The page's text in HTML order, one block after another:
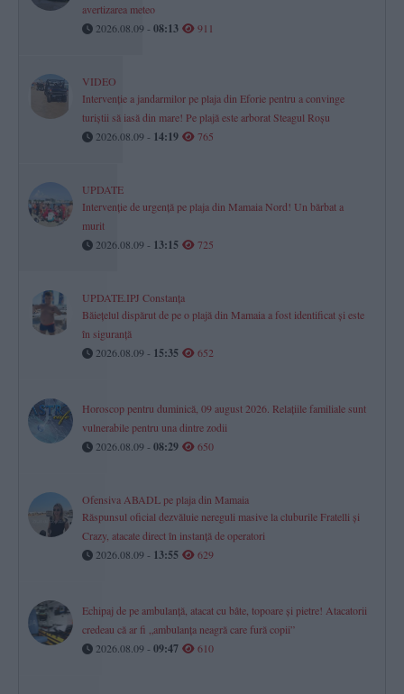
avertizarea meteo
2026.08.09 - 08:13 911
VIDEO
Intervenție a jandarmilor pe plaja din Eforie pentru a convinge
turiștii să iasă din mare! Pe plajă este arborat Steagul Roșu
2026.08.09 - 14:19 765
UPDATE
Intervenție de urgență pe plaja din Mamaia Nord! Un bărbat a
murit
2026.08.09 - 13:15 725
UPDATE.IPJ Constanța
Băiețelul dispărut de pe o plajă din Mamaia a fost identificat și este
în siguranță
2026.08.09 - 15:35 652
Horoscop pentru duminică, 09 august 2026. Relațiile familiale sunt
vulnerabile pentru una dintre zodii
2026.08.09 - 08:29 650
Ofensiva ABADL pe plaja din Mamaia
Răspunsul oficial dezvăluie nereguli masive la cluburile Fratelli și
Crazy, atacate direct în instanță de operatori
2026.08.09 - 13:55 629
Echipaj de pe ambulanță, atacat cu bâte, topoare şi pietre! Atacatorii
credeau că ar fi „ambulanţa neagră care fură copii”
2026.08.09 - 09:47 610